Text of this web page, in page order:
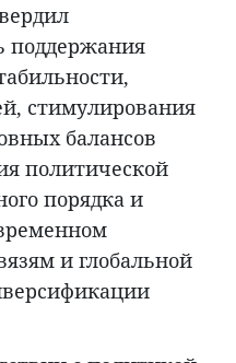
поддержания
стимулирования
балансов
политической
порядка и
и глобальной